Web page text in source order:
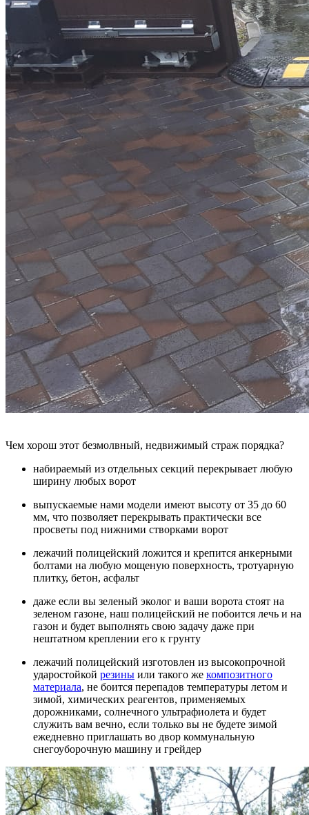
Чем хорош этот безмолвный, недвижимый страж порядка?
набираемый из отдельных секций перекрывает любую
ширину любых ворот
выпускаемые нами модели имеют высоту от 35 до 60
мм, что позволяет перекрывать практически все
просветы под нижними створками ворот
лежачий полицейский ложится и крепится анкерными
болтами на любую мощеную поверхность, тротуарную
плитку, бетон, асфальт
даже если вы зеленый эколог и ваши ворота стоят на
зеленом газоне, наш полицейский не побоится лечь и на
газон и будет выполнять свою задачу даже при
нештатном креплении его к грунту
лежачий полицейский изготовлен из высокопрочной
ударостойкой резины или такого же композитного
материала, не боится перепадов температуры летом и
зимой, химических реагентов, применяемых
дорожниками, солнечного ультрафиолета и будет
служить вам вечно, если только вы не будете зимой
ежедневно приглашать во двор коммунальную
снегоуборочную машину и грейдер